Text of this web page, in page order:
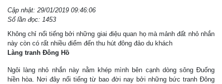
Cập nhật: 29/01/2019 09:46:06
Số lần đọc: 1453
Không chỉ nổi tiếng bởi những giai điệu quan họ mà mảnh đất nhỏ nhắn
này còn có rất nhiều điểm đến thu hút đông đảo du khách
Làng tranh Đông Hồ
Ngôi làng nhỏ nhắn này nằm khép mình bên cạnh dòng sông Đuống
hiền hòa. Nơi đây nổi tiếng từ bao đời nay bởi những bức tranh Đông